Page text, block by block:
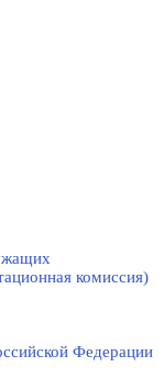
комиссия)
Федерации